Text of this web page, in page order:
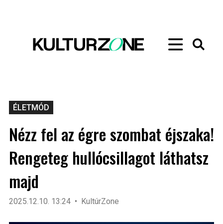
ÉLETMÓD
Nézz fel az égre szombat éjszaka!
Rengeteg hullócsillagot láthatsz
majd
2025.12.10. 13:24 KultúrZone